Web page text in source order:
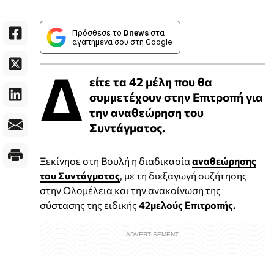
Πρόσθεσε το Dnews στα
αγαπημένα σου στη Google
Δ είτε τα 42 μέλη που θα
συμμετέχουν στην Επιτροπή για
την αναθεώρηση του
Συντάγματος.
Ξεκίνησε στη Βουλή η διαδικασία αναθεώρησης
του Συντάγματος , με τη διεξαγωγή συζήτησης
στην Ολομέλεια και την ανακοίνωση της
σύστασης της ειδικής 42μελούς Επιτροπής.